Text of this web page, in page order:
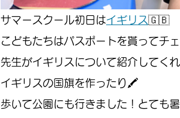
サマースクール初日はイギリス🇬🇧
こどもたちはパスポートを貰ってチェ
先生がイギリスについて紹介してくれ
イギリスの国旗を作ったり🖍
歩いて公園にも行きました！とても